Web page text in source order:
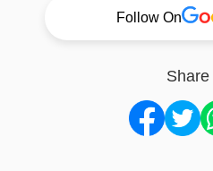
Follow On
Share